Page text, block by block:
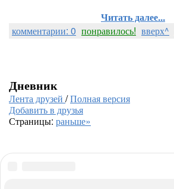
Читать далее...
комментарии: 0 понравилось! вверх^
Дневник
Лента друзей /Полная версия
Добавить в друзья
Страницы: раньше»